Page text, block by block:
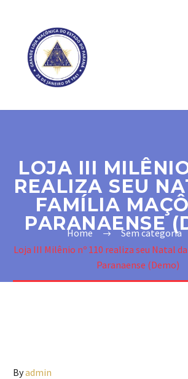
LOJA III
REALIZA SEU
FAMÍLIA
PARANAENSE
Home
Sem categoria
Loja III Milênio nº 110 realiza seu Natal
Paranaense (Demo)
Byadmin